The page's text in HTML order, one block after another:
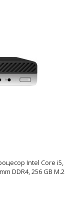
Intel Core i5,
DDR4, 256 GB M.2